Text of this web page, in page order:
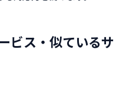
ビス・似ているサ